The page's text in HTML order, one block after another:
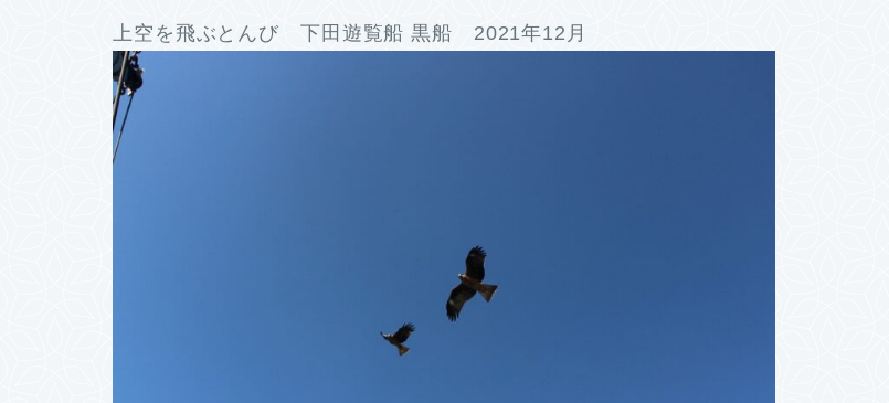
上空を飛ぶとんび 下田遊覧船 黒船 2021年12月